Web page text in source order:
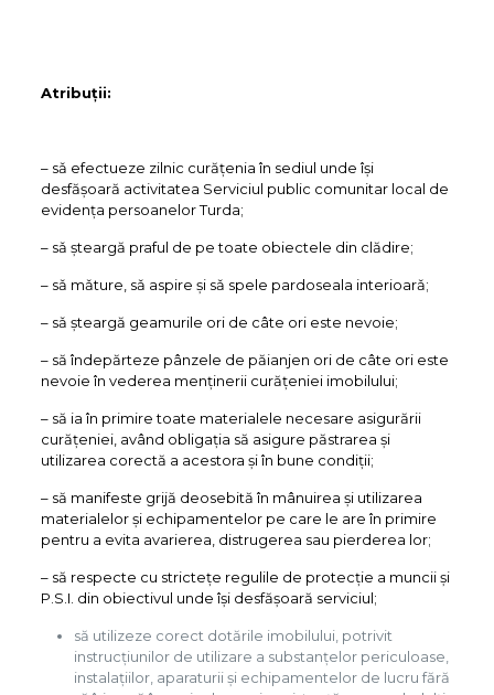
Atribuții:
– sǎ efectueze zilnic curățenia în sediul unde își
desfășoară activitatea Serviciul public comunitar local de
evidența persoanelor Turda;
– sǎ șteargă praful de pe toate obiectele din clădire;
– sǎ mǎture, sǎ aspire şi sǎ spele pardoseala interioarǎ;
– sǎ șteargă geamurile ori de câte ori este nevoie;
– să îndepărteze pânzele de păianjen ori de câte ori este
nevoie în vederea menținerii curățeniei imobilului;
– să ia în primire toate materialele necesare asigurării
curățeniei, având obligația să asigure păstrarea și
utilizarea corectă a acestora și în bune condiții;
– să manifeste grijă deosebită în mânuirea și utilizarea
materialelor și echipamentelor pe care le are în primire
pentru a evita avarierea, distrugerea sau pierderea lor;
– să respecte cu strictețe regulile de protecție a muncii și
P.S.I. din obiectivul unde îşi desfășoară serviciul;
să utilizeze corect dotările imobilului, potrivit
instrucțiunilor de utilizare a substanțelor periculoase,
instalațiilor, aparaturii și echipamentelor de lucru fără